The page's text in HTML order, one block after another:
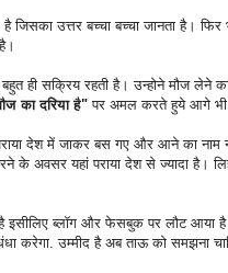
जिसका उत्तर बच्चा बच्चा जानता है।
ही सक्रिय रहती है। उन्होने मौज लेने का
का दरिया है"पर अमल करते हुये आगे भी
देश में जाकर बस गए और आने का नाम
के अवसर यहां पराया देश से ज्यादा है।
इसीलिए ब्लॉग और फेसबुक पर लौट आया
करेगा. उम्मीद है अब ताऊ को समझना